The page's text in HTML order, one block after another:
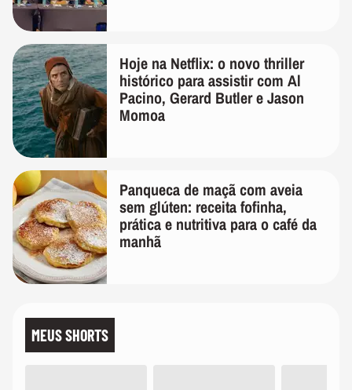
Hoje na Netflix: o novo thriller
histórico para assistir com Al
Pacino, Gerard Butler e Jason
Momoa
Panqueca de maçã com aveia
sem glúten: receita fofinha,
prática e nutritiva para o café da
manhã
MEUS SHORTS